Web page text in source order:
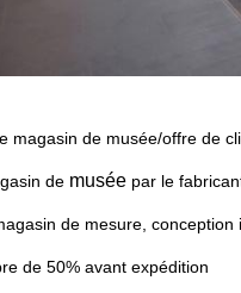
magasin de musée/offre de
de musée par le
de mesure,
de 50% avant expédition